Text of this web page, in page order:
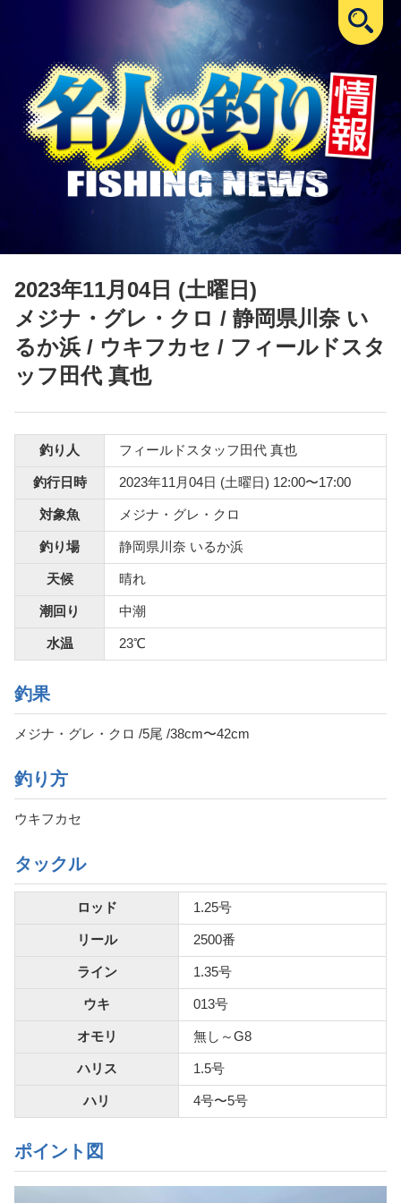
2023年11月04日 (土曜日)
メジナ・グレ・クロ / 静岡県川奈 い
るか浜 / ウキフカセ / フィールドスタ
ッフ田代 真也
釣り人 フィールドスタッフ田代 真也
釣行日時 2023年11月04日 (土曜日) 12:00〜17:00
対象魚 メジナ・グレ・クロ
釣り場 静岡県川奈 いるか浜
天候 晴れ
潮回り 中潮
水温 23℃
釣果
メジナ・グレ・クロ /5尾 /38cm〜42cm
釣り方
ウキフカセ
タックル
ロッド 1.25号
リール 2500番
ライン 1.35号
ウキ 013号
オモリ 無し～G8
ハリス 1.5号
ハリ 4号〜5号
ポイント図